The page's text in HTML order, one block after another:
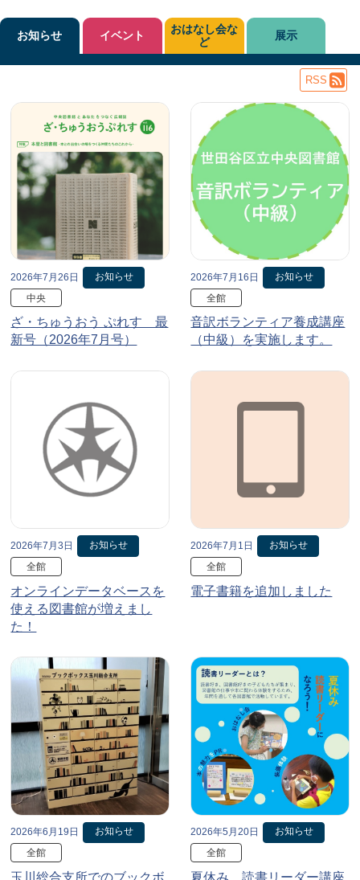
お知らせ
2026年7月26日
お知らせ
中央
ざ・ちゅうおう ぷれす 最
新号（2026年7月号）
2026年7月16日
お知らせ
全館
音訳ボランティア養成講座
（中級）を実施します。
2026年7月3日
お知らせ
全館
オンラインデータベースを
使える図書館が増えまし
た！
2026年7月1日
お知らせ
全館
電子書籍を追加しました
2026年6月19日
お知らせ
全館
玉川総合支所でのブックボ
2026年5月20日
お知らせ
全館
夏休み、読書リーダー講座
イベント
おはなし会な
ど
展示
RSS